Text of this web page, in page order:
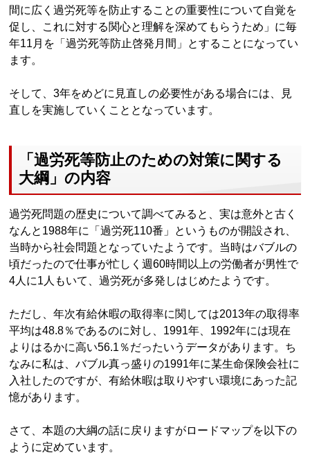
間に広く過労死等を防止することの重要性について自覚を
促し、これに対する関心と理解を深めてもらうため」に毎
年11月を「過労死等防止啓発月間」とすることになってい
ます。
そして、3年をめどに見直しの必要性がある場合には、見
直しを実施していくこととなっています。
「過労死等防止のための対策に関する
大綱」の内容
過労死問題の歴史について調べてみると、実は意外と古く
なんと1988年に「過労死110番」というものが開設され、
当時から社会問題となっていたようです。当時はバブルの
頃だったので仕事が忙しく週60時間以上の労働者が男性で
4人に1人もいて、過労死が多発しはじめたようです。
ただし、年次有給休暇の取得率に関しては2013年の取得率
平均は48.8％であるのに対し、1991年、1992年には現在
よりはるかに高い56.1％だったいうデータがあります。ち
なみに私は、バブル真っ盛りの1991年に某生命保険会社に
入社したのですが、有給休暇は取りやすい環境にあった記
憶があります。
さて、本題の大綱の話に戻りますがロードマップを以下の
ように定めています。